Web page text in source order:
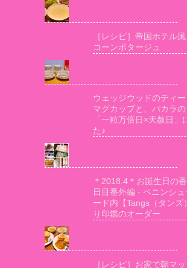
［レシピ］帝国ホテル
コーンポタージュ
ウェッジウッドのティー
マグカップと、バカラ
「一粒万倍日×天赦日」
た♪
＊2018.4＊お誕生日の
日目番外編 - ペニンシ
ード内【Tangs（タンズ
り印鑑のオーダー
［レシピ］お家で朝マ